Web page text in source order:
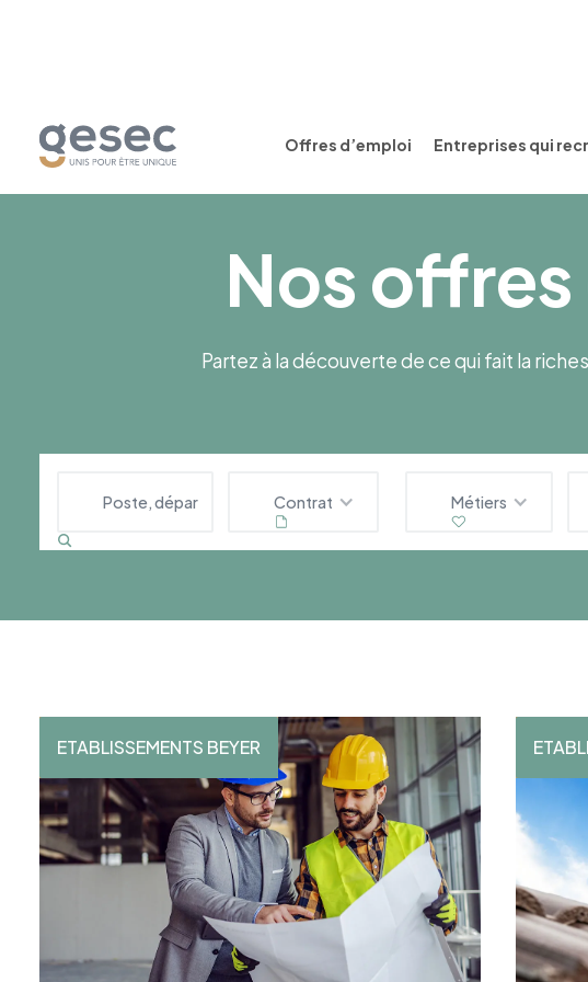
Offres d’emploi Entreprises qui
Nos
Partez à la découverte de ce qui fait la
Contrat Métiers
ETABLISSEMENTS BEYER